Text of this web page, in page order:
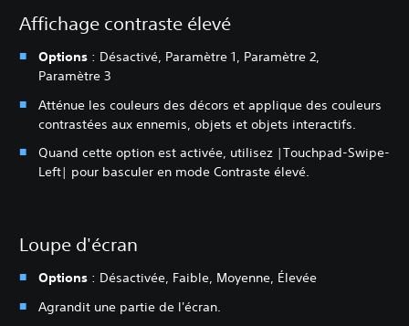
Affichage contraste élevé
Options : Désactivé, Paramètre 1, Paramètre 2,
Paramètre 3
Atténue les couleurs des décors et applique des couleurs
contrastées aux ennemis, objets et objets interactifs.
Quand cette option est activée, utilisez |Touchpad-Swipe-
Left| pour basculer en mode Contraste élevé.
Loupe d'écran
Options : Désactivée, Faible, Moyenne, Élevée
Agrandit une partie de l'écran.